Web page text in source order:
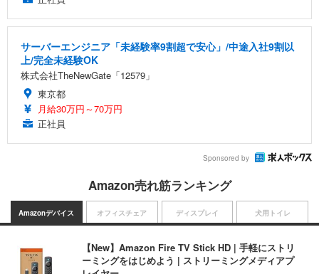
サーバーエンジニア「未経験率9割超で安心」/中途入社9割以
上/完全未経験OK
株式会社TheNewGate「12579」
東京都
月給30万円～70万円
正社員
Sponsored by
Amazon売れ筋ランキング
Amazonデバイス
【New】Amazon Fire TV Stick HD | 手軽にストリ
ーミングをはじめよう | ストリーミングメディアプ
オフィスチェア ディスプレイ 犬用トイレ